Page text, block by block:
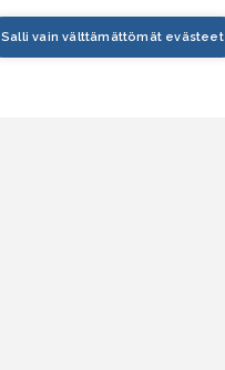
Salli vain välttämättömät evästeet